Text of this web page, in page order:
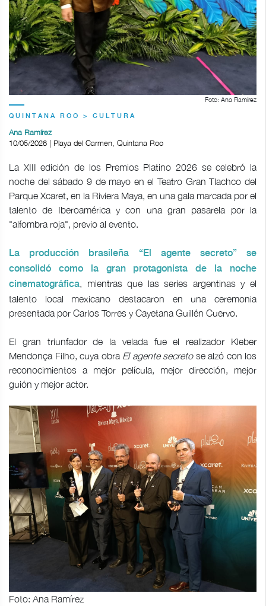
Foto: Ana Ramírez
QUINTANA ROO > CULTURA
Ana Ramírez
10/05/2026 | Playa del Carmen, Quintana Roo
La XIII edición de los Premios Platino 2026 se celebró la
noche del sábado 9 de mayo en el Teatro Gran Tlachco del
Parque Xcaret, en la Riviera Maya, en una gala marcada por el
talento de Iberoamérica y con una gran pasarela por la
"alfombra roja", previo al evento.
La producción brasileña “El agente secreto” se
consolidó como la gran protagonista de la noche
cinematográfica, mientras que las series argentinas y el
talento local mexicano destacaron en una ceremonia
presentada por Carlos Torres y Cayetana Guillén Cuervo.
El gran triunfador de la velada fue el realizador Kleber
Mendonça Filho, cuya obra El agente secretose alzó con los
reconocimientos a mejor película, mejor dirección, mejor
guión y mejor actor.
Foto: Ana Ramírez